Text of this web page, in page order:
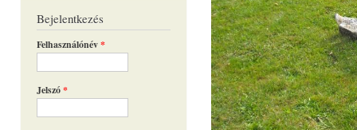
Bejelentkezés
Felhasználónév*
Jelszó*